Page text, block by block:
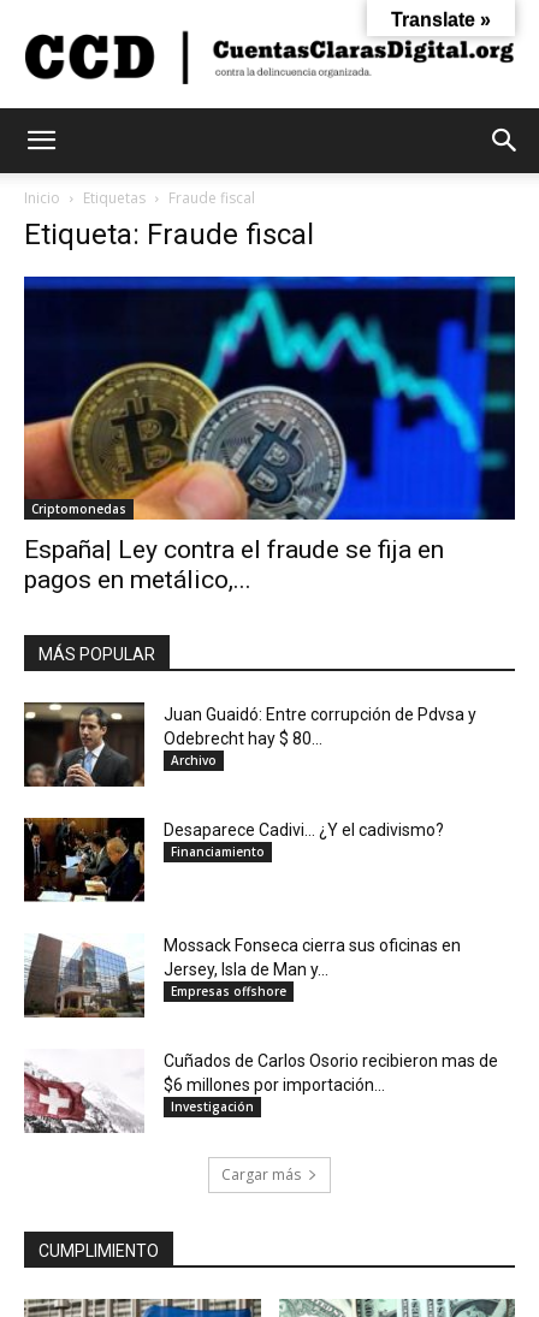
Digital
Inicio Etiquetas Fraude fiscal
Etiqueta: Fraude fiscal
Criptomonedas
España| Ley contra el fraude se fija en
pagos en metálico,...
MÁS POPULAR
Juan Guaidó: Entre corrupción de Pdvsa y
Odebrecht hay $ 80...
Archivo
Desaparece Cadivi… ¿Y el cadivismo?
Financiamiento
Mossack Fonseca cierra sus oficinas en
Jersey, Isla de Man y...
Empresas offshore
Cuñados de Carlos Osorio recibieron mas de
$6 millones por importación...
Investigación
Cargar más
CUMPLIMIENTO
Translate »